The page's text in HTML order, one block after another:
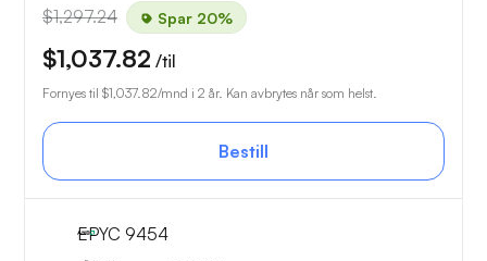
$1,297.24 Spar 20%
$1,037.82 /til
Fornyes til $1,037.82/mnd i 2 år. Kan avbrytes når som helst.
Bestill
EPYC 9454